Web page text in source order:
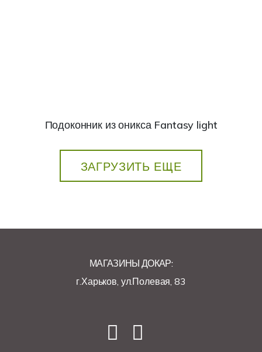
Подоконник из оникса Fantasy light
ЗАГРУЗИТЬ ЕЩЕ
МАГАЗИНЫ ДОКАР:
г.Харьков, ул.Полевая, 83